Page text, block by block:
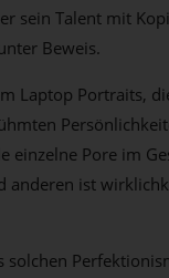
sein Talent mit
Beweis.
Laptop Portraits,
einzelne Pore im
anderen ist
solchen